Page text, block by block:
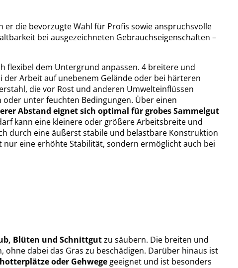
die bevorzugte Wahl für Profis sowie anspruchsvolle
bei ausgezeichneten Gebrauchseigenschaften –
flexibel dem Untergrund anpassen. 4 breitere und
Arbeit auf unebenem Gelände oder bei härteren
die vor Rost und anderen Umwelteinflüssen
unter feuchten Bedingungen. Über einen
Abstand eignet sich optimal für grobes Sammelgut
kann eine kleinere oder größere Arbeitsbreite und
durch eine äußerst stabile und belastbare Konstruktion
eine erhöhte Stabilität, sondern ermöglicht auch bei
Blüten und Schnittgutzu säubern. Die breiten und
dabei das Gras zu beschädigen. Darüber hinaus ist
oder Gehwege geeignet und ist besonders